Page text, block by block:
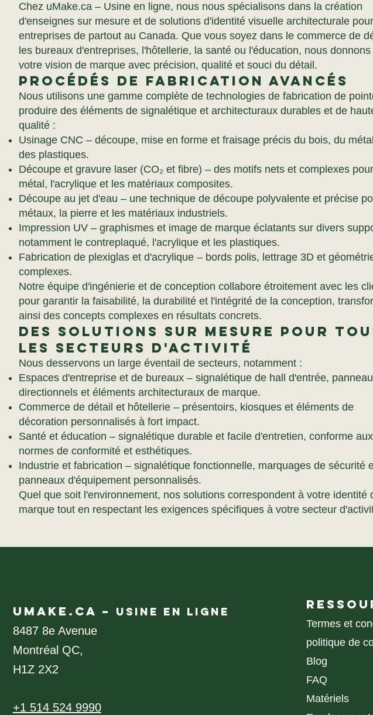
Chez uMake.ca – Usine en ligne, nous nous spécialisons dans la création
d'enseignes sur mesure et de solutions d'identité visuelle architecturale
entreprises de partout au Canada. Que vous soyez dans le commerce de
les bureaux d'entreprises, l'hôtellerie, la santé ou l'éducation, nous donnons
votre vision de marque avec précision, qualité et souci du détail.
Procédés de fabrication avancés
Nous utilisons une gamme complète de technologies de fabrication de
produire des éléments de signalétique et architecturaux durables et de
qualité :
Usinage CNC – découpe, mise en forme et fraisage précis du bois, du
des plastiques.
Découpe et gravure laser (CO₂ et fibre) – des motifs nets et complexes
métal, l'acrylique et les matériaux composites.
Découpe au jet d'eau – une technique de découpe polyvalente et précise
métaux, la pierre et les matériaux industriels.
Impression UV – graphismes et image de marque éclatants sur divers
notamment le contreplaqué, l'acrylique et les plastiques.
Fabrication de plexiglas et d'acrylique – bords polis, lettrage 3D et
complexes.
Notre équipe d'ingénierie et de conception collabore étroitement avec les
pour garantir la faisabilité, la durabilité et l'intégrité de la conception,
ainsi des concepts complexes en résultats concrets.
Des solutions sur mesure pour
les secteurs d'activité
Nous desservons un large éventail de secteurs, notamment :
Espaces d'entreprise et de bureaux – signalétique de hall d'entrée,
directionnels et éléments architecturaux de marque.
Commerce de détail et hôtellerie – présentoirs, kiosques et éléments de
décoration personnalisés à fort impact.
Santé et éducation – signalétique durable et facile d'entretien, conforme aux
normes de conformité et esthétiques.
Industrie et fabrication – signalétique fonctionnelle, marquages de sécurité
panneaux d'équipement personnalisés.
Quel que soit l'environnement, nos solutions correspondent à votre identité
marque tout en respectant les exigences spécifiques à votre secteur
UMAKE.CA – USINE EN LIGNE
8487 8e Avenue
Montréal QC,
H1Z 2X2
+1 514 524 9990
Termes et
politique de
Blog
FAQ
Matériels